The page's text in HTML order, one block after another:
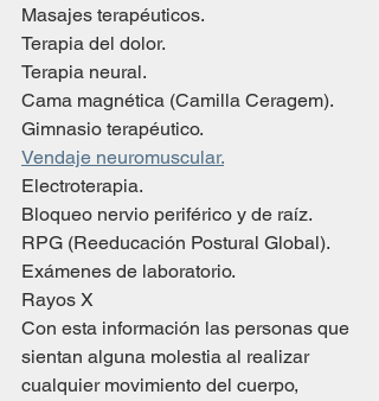
Masajes terapéuticos.
Terapia del dolor.
Terapia neural.
Cama magnética (Camilla Ceragem).
Gimnasio terapéutico.
Vendaje neuromuscular.
Electroterapia.
Bloqueo nervio periférico y de raíz.
RPG (Reeducación Postural Global).
Exámenes de laboratorio.
Rayos X
Con esta información las personas que
sientan alguna molestia al realizar
cualquier movimiento del cuerpo,